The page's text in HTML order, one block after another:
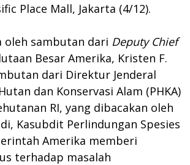
Place Mall, Jakarta (4/12).
oleh sambutan dari Deputy Chief
Besar Amerika, Kristen F.
dari Direktur Jenderal
dan Konservasi Alam (PHKA)
RI, yang dibacakan oleh
Kasubdit Perlindungan Spesies
Amerika memberi
terhadap masalah